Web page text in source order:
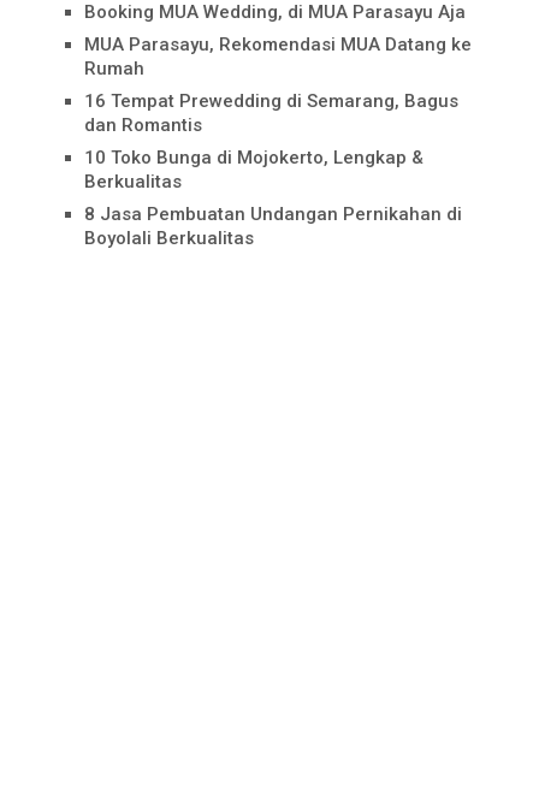
Booking MUA Wedding, di MUA Parasayu Aja
MUA Parasayu, Rekomendasi MUA Datang ke
Rumah
16 Tempat Prewedding di Semarang, Bagus
dan Romantis
10 Toko Bunga di Mojokerto, Lengkap &
Berkualitas
8 Jasa Pembuatan Undangan Pernikahan di
Boyolali Berkualitas